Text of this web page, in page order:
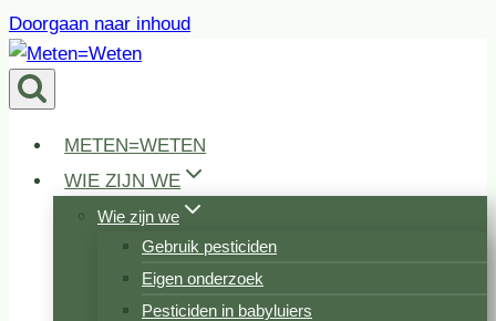
Doorgaan naar inhoud
METEN=WETEN
WIE ZIJN WE
Wie zijn we
Gebruik pesticiden
Eigen onderzoek
Pesticiden in babyluiers